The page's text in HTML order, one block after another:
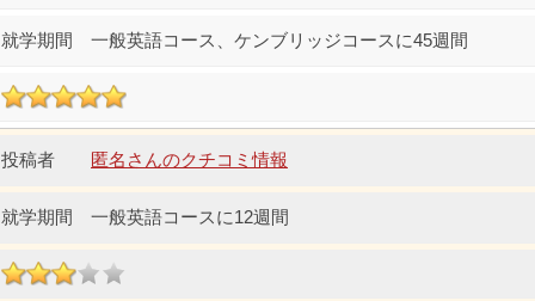
一般英語コース、ケンブリッジコースに45週間
匿名さんのクチコミ情報
一般英語コースに12週間